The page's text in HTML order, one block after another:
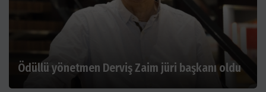
Ödüllü yönetmen Derviş Zaim jüri başkanı oldu